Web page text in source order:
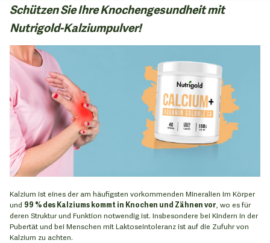
Schützen Sie Ihre Knochengesundheit mit
Nutrigold-Kalziumpulver!
Kalzium ist eines der am häufigsten vorkommenden Mineralien im Körper
und 99 % des Kalziums kommt in Knochen und Zähnen vor , wo es für
deren Struktur und Funktion notwendig ist. Insbesondere bei Kindern in der
Pubertät und bei Menschen mit Laktoseintoleranz ist auf die Zufuhr von
Kalzium zu achten.